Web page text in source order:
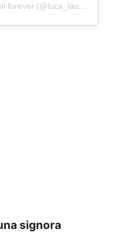
Un post condiviso da luca laurenti forever (@luca_laurenti_page)
signora